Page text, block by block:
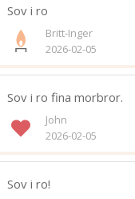
Sov i ro
Britt-Inger
2026-02-05
Sov i ro fina morbror.
John
2026-02-05
Sov i ro!